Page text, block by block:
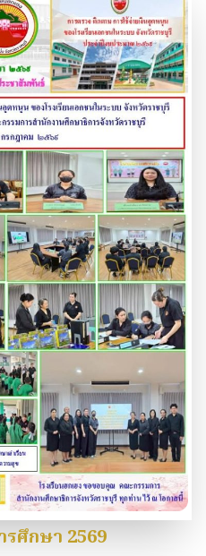
ศึกษา 2569